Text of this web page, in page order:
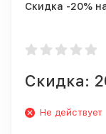
Скидка -20%
Скидка:
Не действует